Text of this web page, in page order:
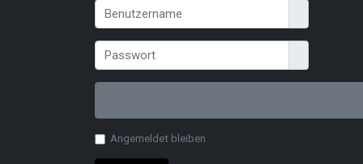
Angemeldet bleiben